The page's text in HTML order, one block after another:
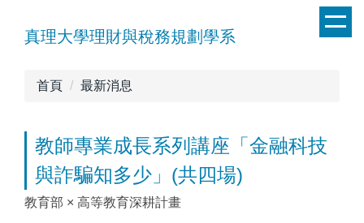
真理大學理財與稅務規劃學系
首頁 最新消息
教師專業成長系列講座「金融科技
與詐騙知多少」(共四場)
教育部 × 高等教育深耕計畫